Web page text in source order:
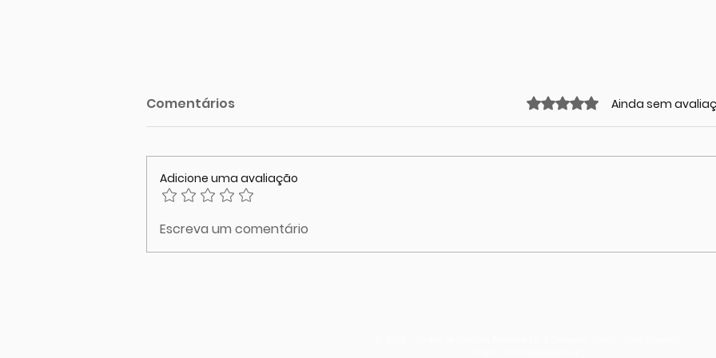
O corpo fala antes das
palavras. Você tem
Comentários Avaliado com 0 de 5
Ainda sem
Adicione uma avaliação
Escreva um comentário